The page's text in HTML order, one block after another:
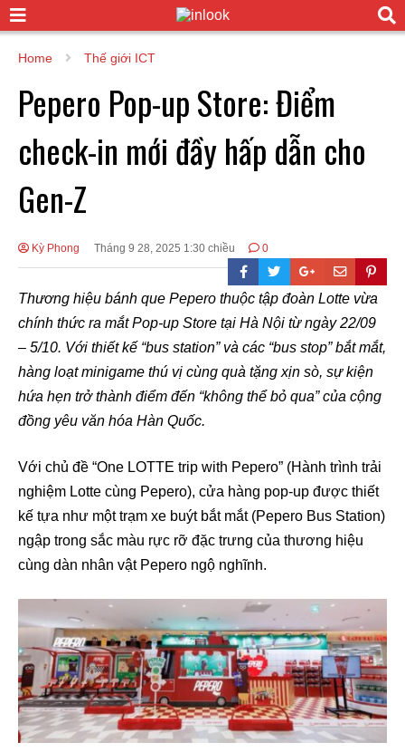
Home Thế giới ICT
Pepero Pop-up Store: Điểm
check-in mới đầy hấp dẫn cho
Gen-Z
Kỳ Phong Tháng 9 28, 2025 1:30 chiều 0
Thương hiệu bánh que Pepero thuộc tập đoàn Lotte vừa
chính thức ra mắt Pop-up Store tại Hà Nội từ ngày 22/09
– 5/10. Với thiết kế “bus station” và các “bus stop” bắt mắt,
hàng loạt minigame thú vị cùng quà tặng xịn sò, sự kiện
hứa hẹn trở thành điểm đến “không thể bỏ qua” của cộng
đồng yêu văn hóa Hàn Quốc.
Với chủ đề “One LOTTE trip with Pepero” (Hành trình trải
nghiệm Lotte cùng Pepero), cửa hàng pop-up được thiết
kế tựa như một trạm xe buýt bắt mắt (Pepero Bus Station)
ngập trong sắc màu rực rỡ đặc trưng của thương hiệu
cùng dàn nhân vật Pepero ngộ nghĩnh.